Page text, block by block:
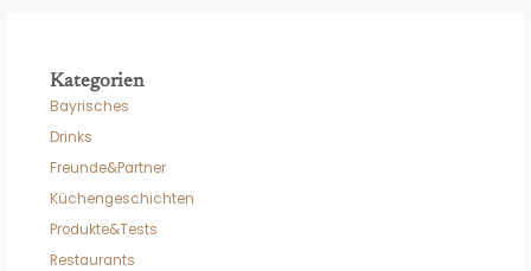
Kategorien
Bayrisches
Drinks
Freunde&Partner
Küchengeschichten
Produkte&Tests
Restaurants